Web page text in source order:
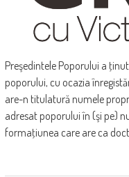
Preşedintele Poporului a
poporului, cu ocazia
are-n titulatură numele
adresat poporului în (şi pe)
formaţiunea care are ca